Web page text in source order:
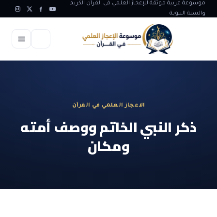
عربية موثقة للإعجاز العلمي في القرآن الكريم
النبوية
الاعجاز الغيبي في القرآن
الاعجاز في علوم الفلك والفضاء
الاعجاز البياني و اللغوي في القرآن
آيات الله في جسم الانسان
الاعجاز العلمي في القرآن
ذكر النبي الخاتم ووصف أمته
ومكان